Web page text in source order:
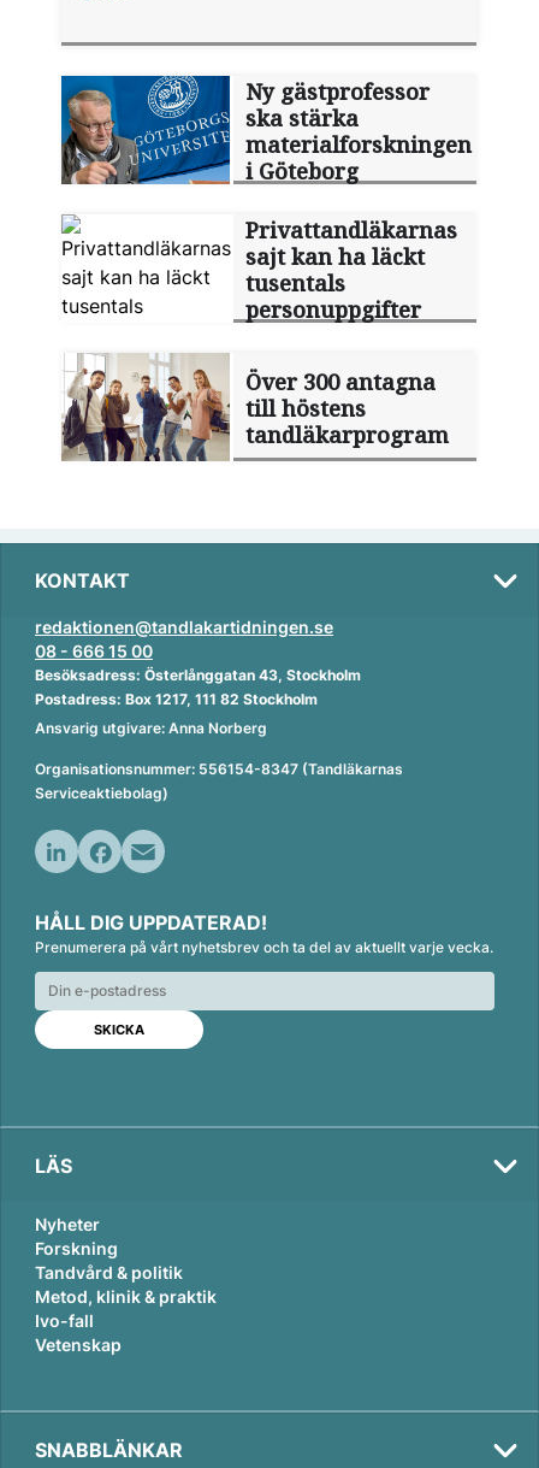
Ny gästprofessor
ska stärka
materialforskningen
i Göteborg
Privattandläkarnas
sajt kan ha läckt
tusentals
personuppgifter
Över 300 antagna
till höstens
tandläkarprogram
KONTAKT
redaktionen@tandlakartidningen.se
08 - 666 15 00
Besöksadress: Österlånggatan 43, Stockholm
Postadress: Box 1217, 111 82 Stockholm
Ansvarig utgivare: Anna Norberg
Organisationsnummer: 556154-8347 (Tandläkarnas
Serviceaktiebolag)
n
k
e
d
n
c
e
b
o
o
k
a
i
l
HÅLL DIG UPPDATERAD!
Prenumerera på vårt nyhetsbrev och ta del av aktuellt varje vecka.
LÄS
Nyheter
Forskning
Tandvård & politik
Metod, klinik & praktik
Ivo-fall
Vetenskap
SNABBLÄNKAR